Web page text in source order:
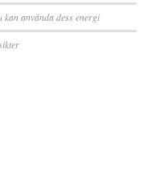
använda dess energi